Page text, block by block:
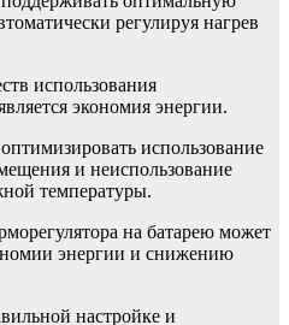
регулируя нагрев
использования
экономия энергии.
использование
и неиспользование
температуры.
на батарею может
энергии и снижению
настройке и